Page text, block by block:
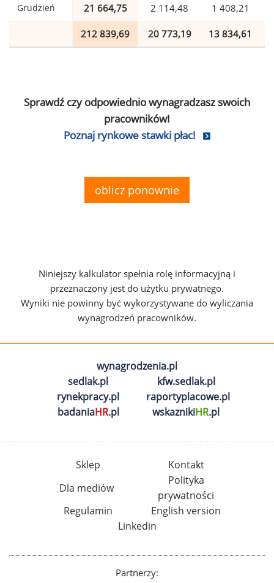
Grudzień 21 664,75 2 114,48 1 408,21
212 839,69 20 773,19 13 834,61
Sprawdź czy odpowiednio wynagradzasz swoich
pracowników!
Poznaj rynkowe stawki płac!
oblicz ponownie
Niniejszy kalkulator spełnia rolę informacyjną i
przeznaczony jest do użytku prywatnego.
Wyniki nie powinny być wykorzystywane do wyliczania
wynagrodzeń pracowników.
wynagrodzenia.pl
sedlak.pl
kfw.sedlak.pl
rynekpracy.pl
raportyplacowe.pl
badaniaHR.pl wskaznikiHR.pl
Sklep
Kontakt
Dla mediów
Polityka
prywatności
Regulamin
English version
Linkedin
Partnerzy: